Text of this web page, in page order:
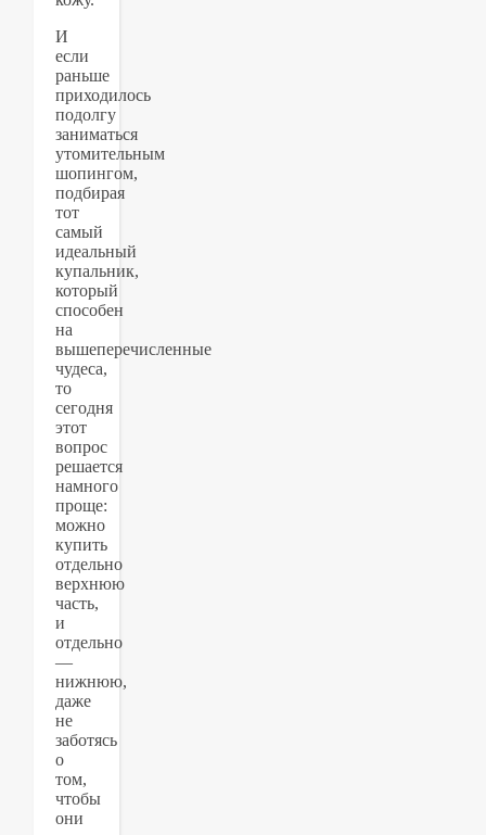
И
если
раньше
приходилось
подолгу
заниматься
утомительным
шопингом,
подбирая
тот
самый
идеальный
купальник,
который
способен
на
вышеперечисленные
чудеса,
то
сегодня
этот
вопрос
решается
намного
проще:
можно
купить
отдельно
верхнюю
часть,
и
отдельно
—
нижнюю,
даже
не
заботясь
о
том,
чтобы
они